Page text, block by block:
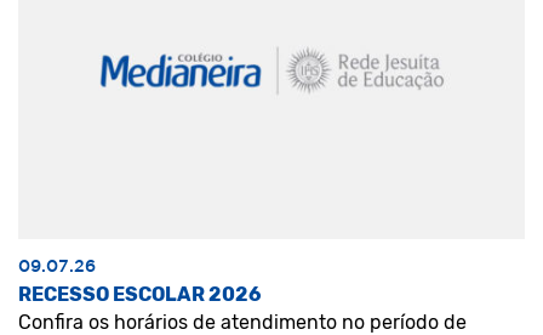
09.07.26
RECESSO ESCOLAR 2026
Confira os horários de atendimento no período de